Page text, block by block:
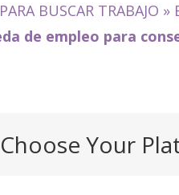
BUSCAR TRABAJO »
de empleo para
Your